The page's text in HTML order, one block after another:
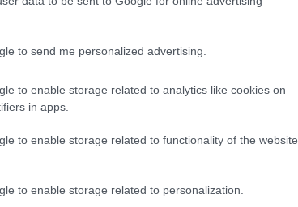
to send me personalized advertising.
to enable storage related to analytics like cookies on
in apps.
to enable storage related to functionality of the website
to enable storage related to personalization.
ajánlott annak, aki légzési elégtelenséggel
áthatolhatatlan az út, főként nyáron,
mégis felküzdi magát a félórás túrán, cserébe